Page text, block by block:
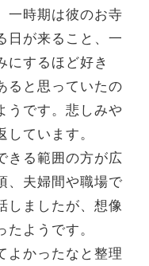
一時期は彼のお寺
日が来ること、一
にするほど好き
ると思っていたの
うです。悲しみや
ています。
きる範囲の方が広
、夫婦間や職場で
しましたが、想像
ようです。
よかったなと整理